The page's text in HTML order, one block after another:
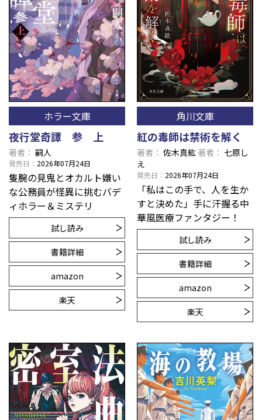
ホラー文庫
夜行堂奇譚 参 上
著者 嗣人
発売日 2026年07月24日
隻腕の見鬼とオカルト嫌い
な公務員が怪異に挑むバデ
ィホラー＆ミステリ
試し読み
書籍詳細
amazon
楽天
角川文庫
紅の毒師は禁術を解く
著者 佐木真紘著者
七原し
え
発売日 2026年07月24日
「私はこの手で、人を生か
すと決めた」手に汗握る中
華風医療ファンタジー！
試し読み
書籍詳細
amazon
楽天